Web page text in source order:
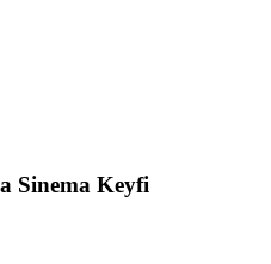
Sinema Keyfi